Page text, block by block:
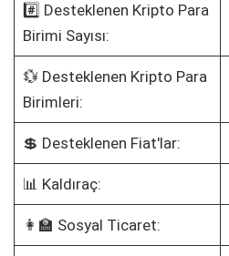
#️⃣ Desteklenen Kripto Para
Birimi Sayısı:
💱 Desteklenen Kripto Para
Birimleri:
💲 Desteklenen Fiat'lar:
📊 Kaldıraç:
👩‍🏫 Sosyal Ticaret: